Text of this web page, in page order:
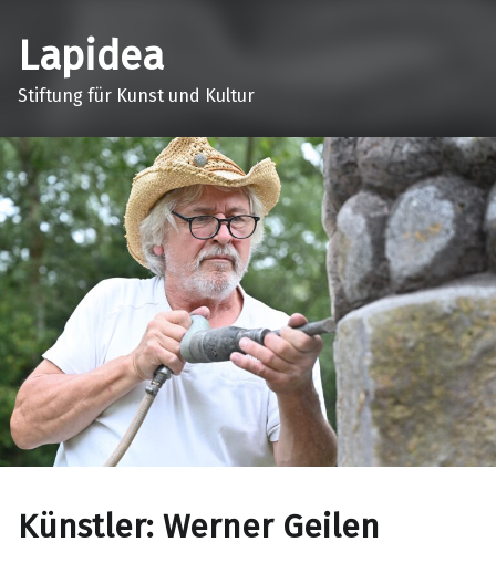
Lapidea
Stiftung für Kunst und Kultur
Künstler: Werner Geilen